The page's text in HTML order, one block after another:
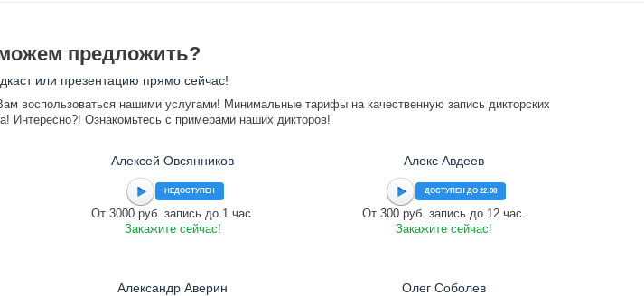
предложить?
или презентацию прямо сейчас!
воспользоваться нашими услугами! Минимальные тарифы на качественную запись дикторских
Интересно?! Ознакомьтесь с примерами наших дикторов!
Алексей Овсянников
НЕДОСТУПЕН
От 3000 руб. запись до 1 час.
Закажите сейчас!
Алекс Авдеев
ДОСТУПЕН ДО 22:00
От 300 руб. запись до 12 час.
Закажите сейчас!
Александр Аверин Олег Соболев